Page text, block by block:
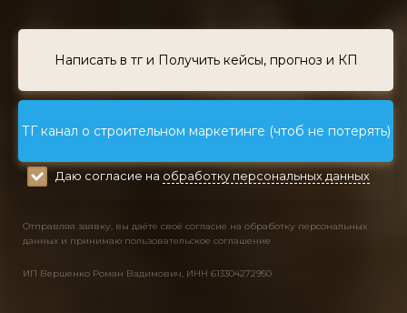
Написать в тг и Получить кейсы, прогноз и КП
ТГ канал о строительном маркетинге (чтоб не потерять)
Даю согласие на обработку персональных данных
Отправляя заявку, вы даёте своё согласие на обработку персональных
данных и принимаю пользовательское соглашение
ИП Вершенко Роман Вадимович, ИНН 613304272950